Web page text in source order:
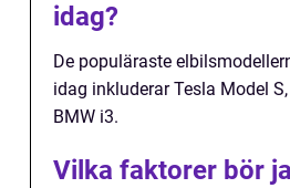
idag?
De populäraste
idag inkluderar Tesla Model
BMW i3.
Vilka faktorer bör